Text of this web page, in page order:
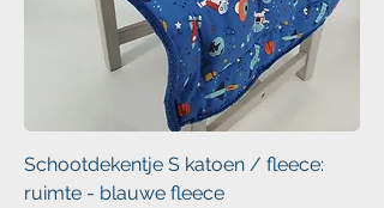
Schootdekentje S katoen / fleece:
ruimte - blauwe fleece